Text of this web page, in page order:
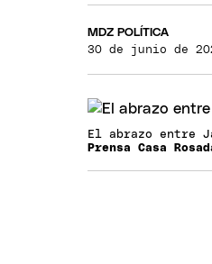
MDZ POLÍTICA
30 de junio de
El abrazo entre
Prensa Casa